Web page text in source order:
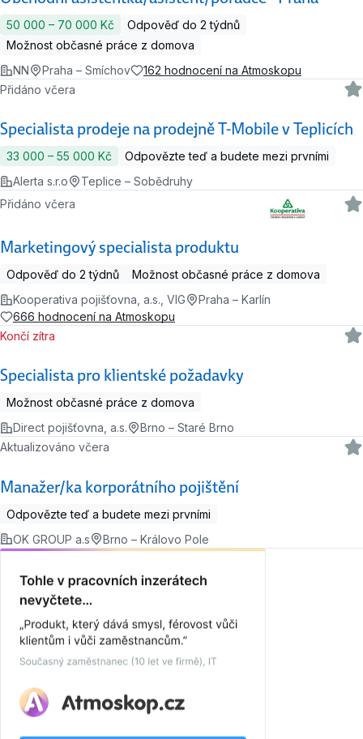
50 000 ‍–‍ 70 000 Kč
Odpověď do 2 týdnů
Možnost občasné práce z domova
NN
Praha – Smíchov 162 hodnocení na Atmoskopu
Specialista prodeje na prodejně T-Mobile v Teplicích
Přidáno včera
33 000 ‍–‍ 55 000 Kč
Odpovězte teď a budete mezi prvními
Alerta s.r.o
Teplice – Sobědruhy
Marketingový specialista produktu
Přidáno včera
Odpověď do 2 týdnů
Možnost občasné práce z domova
Kooperativa pojišťovna, a.s., VIG
Praha – Karlín
666 hodnocení na Atmoskopu
Specialista pro klientské požadavky
Končí zítra
Možnost občasné práce z domova
Direct pojišťovna, a.s.
Brno – Staré Brno
Manažer/ka korporátního pojištění
Aktualizováno včera
Odpovězte teď a budete mezi prvními
OK GROUP a.s
Brno – Královo Pole